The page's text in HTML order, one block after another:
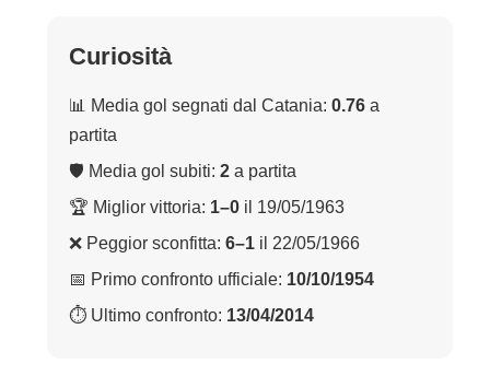
Curiosità
📊 Media gol segnati dal Catania: 0.76 a
partita
🛡 Media gol subiti: 2 a partita
🏆 Miglior vittoria: 1–0 il 19/05/1963
❌ Peggior sconfitta: 6–1 il 22/05/1966
📅 Primo confronto ufficiale: 10/10/1954
⏱ Ultimo confronto: 13/04/2014